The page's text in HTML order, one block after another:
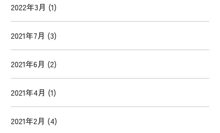
2022年3月 (1)
2021年7月 (3)
2021年6月 (2)
2021年4月 (1)
2021年2月 (4)